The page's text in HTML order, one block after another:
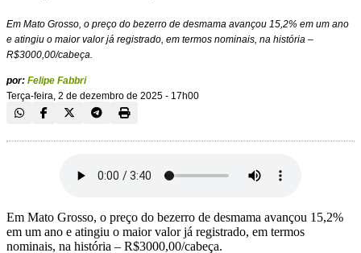
Em Mato Grosso, o preço do bezerro de desmama avançou 15,2% em um ano
e atingiu o maior valor já registrado, em termos nominais, na história –
R$3000,00/cabeça.
por: Felipe Fabbri
Terça-feira, 2 de dezembro de 2025 - 17h00
Em Mato Grosso, o preço do bezerro de desmama avançou 15,2%
em um ano e atingiu o maior valor já registrado, em termos
nominais, na história – R$3000,00/cabeça.